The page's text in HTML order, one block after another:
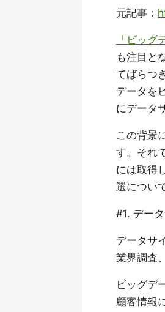
元記事：
「ビッグ
も注目と
てばらつ
データを
にデータ
この背景
す。それ
には取得
選につい
#1. デー
データサ
業界調査
ビッグデ
顧客情報